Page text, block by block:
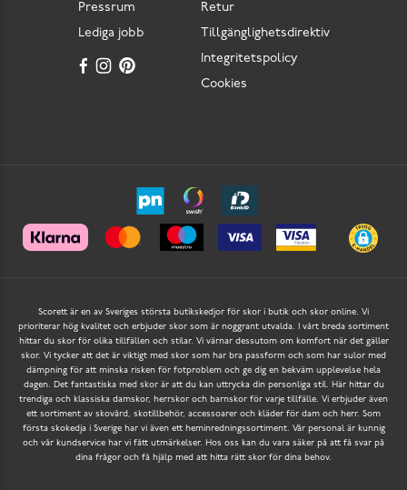
Retur
Tillgänglighetsdirektiv
Integritetspolicy
Cookies
Pressrum
Lediga jobb
Scorett är en av Sveriges största butikskedjor för skor i butik och skor online. Vi
prioriterar hög kvalitet och erbjuder skor som är noggrant utvalda. I vårt breda sortiment
hittar du skor för olika tillfällen och stilar. Vi värnar dessutom om komfort när det gäller
skor. Vi tycker att det är viktigt med skor som har bra passform och som har sulor med
dämpning för att minska risken för fotproblem och ge dig en bekväm upplevelse hela
dagen. Det fantastiska med skor är att du kan uttrycka din personliga stil. Här hittar du
trendiga och klassiska damskor, herrskor och barnskor för varje tillfälle. Vi erbjuder även
ett sortiment av skovård, skotillbehör, accessoarer och kläder för dam och herr. Som
första skokedja i Sverige har vi även ett heminredningssortiment. Vår personal är kunnig
och vår kundservice har vi fått utmärkelser. Hos oss kan du vara säker på att få svar på
dina frågor och få hjälp med att hitta rätt skor för dina behov.